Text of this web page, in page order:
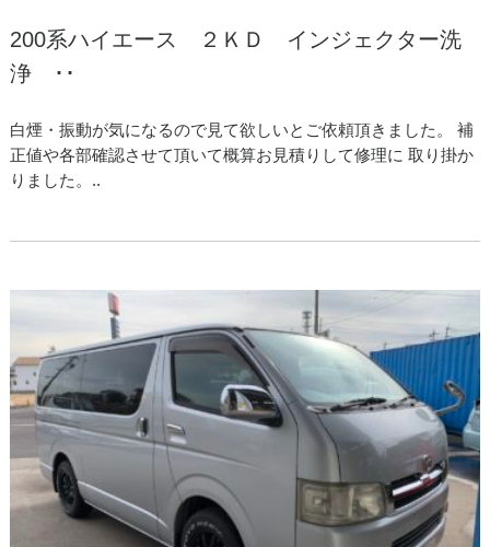
200系ハイエース ２ＫＤ インジェクター洗
浄 ･･
白煙・振動が気になるので見て欲しいとご依頼頂きました。 補
正値や各部確認させて頂いて概算お見積りして修理に 取り掛か
りました。..